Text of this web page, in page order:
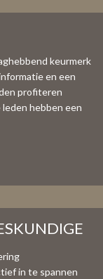
keurmerk
en een
profiteren
hebben een
in te spannen